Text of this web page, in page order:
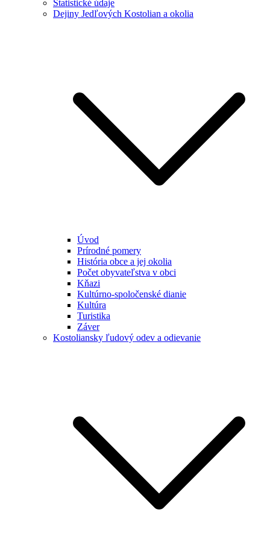
Štatistické údaje
Dejiny Jedľových Kostolian a okolia
Úvod
Prírodné pomery
História obce a jej okolia
Počet obyvateľstva v obci
Kňazi
Kultúrno-spoločenské dianie
Kultúra
Turistika
Záver
Kostoliansky ľudový odev a odievanie